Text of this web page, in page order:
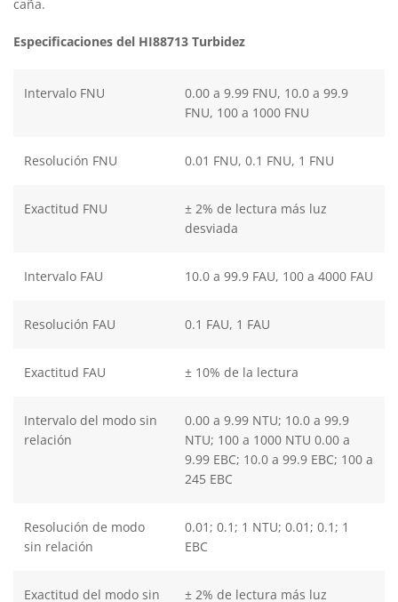
caña.
Especificaciones del HI88713 Turbidez
Intervalo FNU
0.00 a 9.99 FNU, 10.0 a 99.9
FNU, 100 a 1000 FNU
Resolución FNU 0.01 FNU, 0.1 FNU, 1 FNU
Exactitud FNU
± 2% de lectura más luz
desviada
Intervalo FAU 10.0 a 99.9 FAU, 100 a 4000 FAU
Resolución FAU 0.1 FAU, 1 FAU
Exactitud FAU ± 10% de la lectura
Intervalo del modo sin
relación
0.00 a 9.99 NTU; 10.0 a 99.9
NTU; 100 a 1000 NTU 0.00 a
9.99 EBC; 10.0 a 99.9 EBC; 100 a
245 EBC
Resolución de modo
sin relación
0.01; 0.1; 1 NTU; 0.01; 0.1; 1
EBC
Exactitud del modo sin ± 2% de lectura más luz